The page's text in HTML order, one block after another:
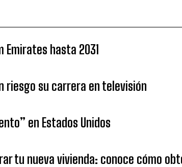
Emirates hasta 2031
riesgo su carrera en televisión
en Estados Unidos
tu nueva vivienda: conoce cómo